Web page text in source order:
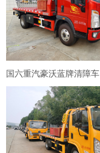
国六重汽豪沃蓝牌清障车